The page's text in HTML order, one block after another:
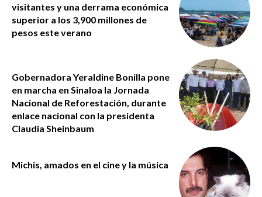
visitantes y una derrama económica
superior a los 3,900 millones de
pesos este verano
Gobernadora Yeraldine Bonilla pone
en marcha en Sinaloa la Jornada
Nacional de Reforestación, durante
enlace nacional con la presidenta
Claudia Sheinbaum
Michis, amados en el cine y la música